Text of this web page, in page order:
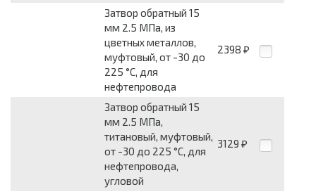
Затвор обратный 15
мм 2.5 МПа, из
цветных металлов,
муфтовый, от -30 до
225 °С, для
нефтепровода
2398 ₽
Затвор обратный 15
мм 2.5 МПа,
титановый, муфтовый,
от -30 до 225 °С, для
нефтепровода,
угловой
3129 ₽